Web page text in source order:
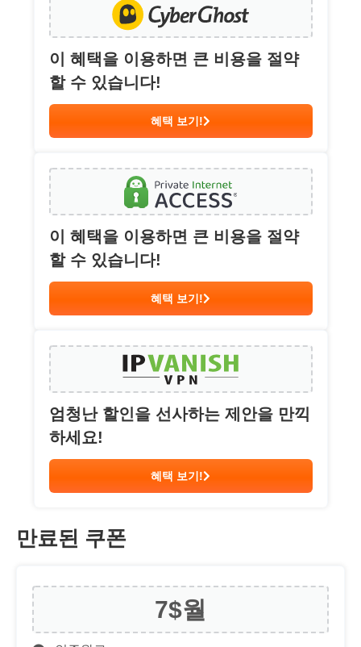
이 혜택을 이용하면 큰 비용을 절약
할 수 있습니다!
혜택 보기!
이 혜택을 이용하면 큰 비용을 절약
할 수 있습니다!
혜택 보기!
엄청난 할인을 선사하는 제안을 만끽
하세요!
혜택 보기!
만료된 쿠폰
7$월